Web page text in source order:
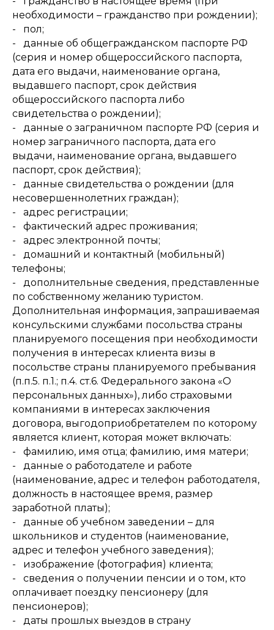
необходимости – гражданство при рождении);
- пол;
- данные об общегражданском паспорте РФ
(серия и номер общероссийского паспорта,
дата его выдачи, наименование органа,
выдавшего паспорт, срок действия
общероссийского паспорта либо
свидетельства о рождении);
- данные о заграничном паспорте РФ (серия и
номер заграничного паспорта, дата его
выдачи, наименование органа, выдавшего
паспорт, срок действия);
- данные свидетельства о рождении (для
несовершеннолетних граждан);
- адрес регистрации;
- фактический адрес проживания;
- адрес электронной почты;
- домашний и контактный (мобильный)
телефоны;
- дополнительные сведения, представленные
по собственному желанию туристом.
Дополнительная информация, запрашиваемая
консульскими службами посольства страны
планируемого посещения при необходимости
получения в интересах клиента визы в
посольстве страны планируемого пребывания
(п.п.5. п.1.; п.4. ст.6. Федерального закона «О
персональных данных»), либо страховыми
компаниями в интересах заключения
договора, выгодоприобретателем по которому
является клиент, которая может включать:
- фамилию, имя отца; фамилию, имя матери;
- данные о работодателе и работе
(наименование, адрес и телефон работодателя,
должность в настоящее время, размер
заработной платы);
- данные об учебном заведении – для
школьников и студентов (наименование,
адрес и телефон учебного заведения);
- изображение (фотография) клиента;
- сведения о получении пенсии и о том, кто
оплачивает поездку пенсионеру (для
пенсионеров);
- даты прошлых выездов в страну